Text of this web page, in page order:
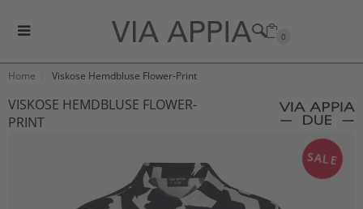
0
Home Viskose Hemdbluse Flower-Print
VISKOSE HEMDBLUSE FLOWER-
PRINT
SALE